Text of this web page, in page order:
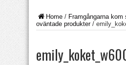
Home / Framgångarna kom
oväntade produkter/